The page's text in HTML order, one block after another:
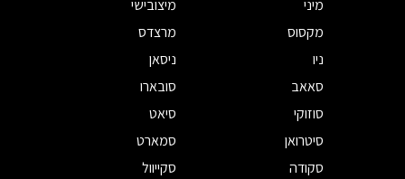
מיני
מיצובישי
מקסוס
מרצדס
ניו
ניסאן
סאאב
סובארו
סוזוקי
סיאט
סיטרואן
סמארט
סקודה
סקייוול